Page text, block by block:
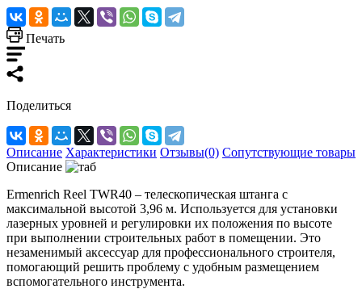
Печать
Поделиться
Описание Характеристики Отзывы(0) Сопутствующие товары
Описание
Ermenrich Reel TWR40 – телескопическая штанга с
максимальной высотой 3,96 м. Используется для установки
лазерных уровней и регулировки их положения по высоте
при выполнении строительных работ в помещении. Это
незаменимый аксессуар для профессионального строителя,
помогающий решить проблему с удобным размещением
вспомогательного инструмента.